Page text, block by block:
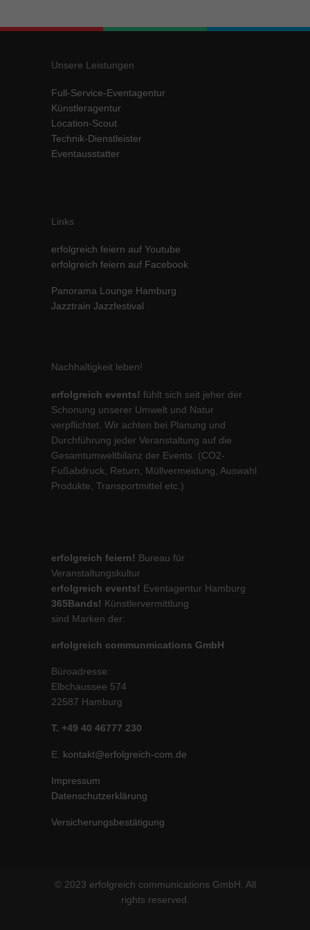
Unsere Leistungen
Full-Service-Eventagentur
Künstleragentur
Location-Scout
Technik-Dienstleister
Eventausstatter
Links
erfolgreich feiern auf Youtube
erfolgreich feiern auf Facebook
Panorama Lounge Hamburg
Jazztrain Jazzfestival
Nachhaltigkeit leben!
erfolgreich events! fühlt sich seit jeher der
Schonung unserer Umwelt und Natur
verpflichtet. Wir achten bei Planung und
Durchführung jeder Veranstaltung auf die
Gesamtumweltbilanz der Events. (CO2-
Fußabdruck, Return, Müllvermeidung, Auswahl
Produkte, Transportmittel etc.)
erfolgreich feiern! Bureau für
Veranstaltungskultur
erfolgreich events! Eventagentur Hamburg
365Bands! Künstlervermittlung
sind Marken der:
erfolgreich communmications GmbH
Büroadresse:
Elbchaussee 574
22587 Hamburg
T. +49 40 46777 230
E. kontakt@erfolgreich-com.de
Impressum
Datenschutzerklärung
Versicherungsbestätigung
© 2023 erfolgreich communications GmbH. All
rights reserved.
standardmäßig blockiert. Wenn Cookies von externen Medien akzeptiert
Cookie-Informationen anzeigen
powered by Borlabs Cookie